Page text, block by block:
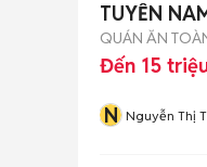
TUYỂN
QUÁN ĂN
Đến 15
N Nguyễn Thị